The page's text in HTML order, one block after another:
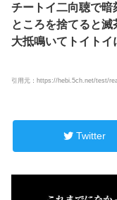
チートイ二向聴で暗
ところを捨てると滅
大抵鳴いてトイトイ
引用元：https://hebi.5ch.net/test/
Twitter